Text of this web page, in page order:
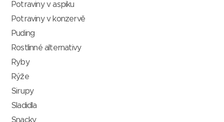
Potraviny v aspiku
Potraviny v konzervě
Puding
Rostlinné alternativy
Ryby
Rýže
Sirupy
Sladidla
Snacky